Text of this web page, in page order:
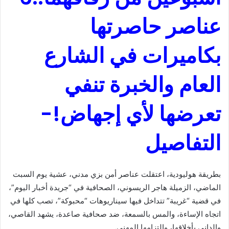
عناصر حاصرتها
بكاميرات في الشارع
العام والخبرة تنفي
تعرضها لأي إجهاض!-
التفاصيل
بطريقة هوليودية، اعتقلت عناصر أمن بزي مدني، عشية يوم السبت
الماضي، الزميلة هاجر الريسوني، الصحافية في “جريدة أخبار اليوم”،
في قضية “غريبة” تتداخل فيها سيناريوهات “محبوكة”، تصب كلها في
اتجاه الإساءة، والمس بالسمعة، ضد صحافية صاعدة، يشهد القاصي،